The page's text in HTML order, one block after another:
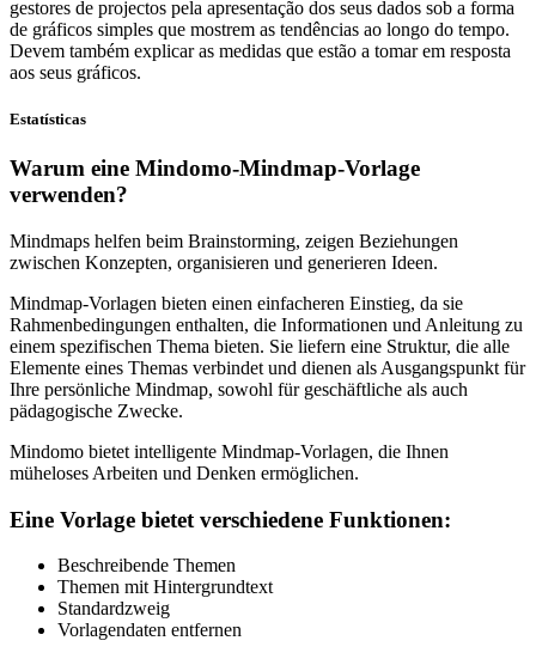
gestores de projectos pela apresentação dos seus dados sob a forma
de gráficos simples que mostrem as tendências ao longo do tempo.
Devem também explicar as medidas que estão a tomar em resposta
aos seus gráficos.
Estatísticas
Warum eine Mindomo-Mindmap-Vorlage
verwenden?
Mindmaps helfen beim Brainstorming, zeigen Beziehungen
zwischen Konzepten, organisieren und generieren Ideen.
Mindmap-Vorlagen bieten einen einfacheren Einstieg, da sie
Rahmenbedingungen enthalten, die Informationen und Anleitung zu
einem spezifischen Thema bieten. Sie liefern eine Struktur, die alle
Elemente eines Themas verbindet und dienen als Ausgangspunkt für
Ihre persönliche Mindmap, sowohl für geschäftliche als auch
pädagogische Zwecke.
Mindomo bietet intelligente Mindmap-Vorlagen, die Ihnen
müheloses Arbeiten und Denken ermöglichen.
Eine Vorlage bietet verschiedene Funktionen:
Beschreibende Themen
Themen mit Hintergrundtext
Standardzweig
Vorlagendaten entfernen